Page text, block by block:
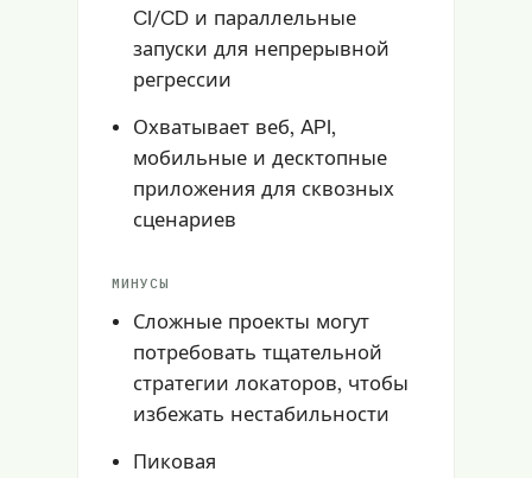
CI/CD и параллельные
запуски для непрерывной
регрессии
Охватывает веб, API,
мобильные и десктопные
приложения для сквозных
сценариев
МИНУСЫ
Сложные проекты могут
потребовать тщательной
стратегии локаторов, чтобы
избежать нестабильности
Пиковая